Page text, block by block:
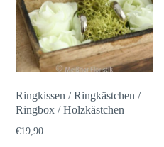
Ringkissen / Ringkästchen /
Ringbox / Holzkästchen
€19,90